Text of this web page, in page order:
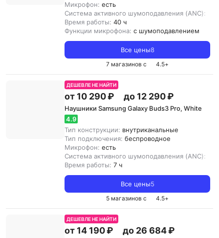
Микрофон: есть
Система активного шумоподавления (ANC):
Время работы: 40 ч
Функции микрофона: с шумоподавлением
Все цены8
7 магазинов с 4.5+
ДЕШЕВЛЕ НЕ НАЙТИ
от 10 290 ₽ до 12 290 ₽
Наушники Samsung Galaxy Buds3 Pro, White
4.9
Тип конструкции: внутриканальные
Тип подключения: беспроводное
Микрофон: есть
Система активного шумоподавления (ANC):
Время работы: 7 ч
Все цены5
5 магазинов с 4.5+
ДЕШЕВЛЕ НЕ НАЙТИ
от 14 190 ₽ до 26 684 ₽